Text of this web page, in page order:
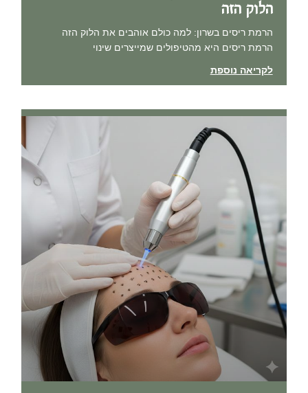
הלוק הזה
הרמת ריסים בשרון: למה כולם אוהבים את הלוק הזה
הרמת ריסים היא מהטיפולים שמייצרים שינוי
לקריאה נוספת